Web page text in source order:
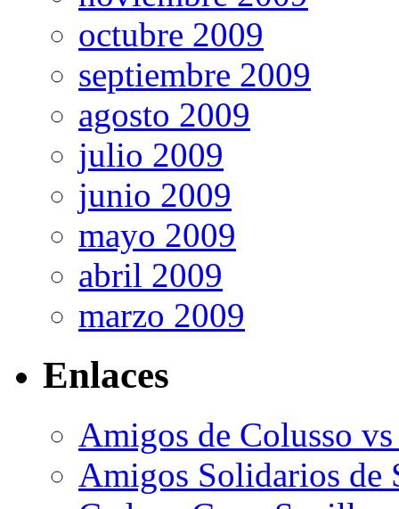
octubre 2009
septiembre 2009
agosto 2009
julio 2009
junio 2009
mayo 2009
abril 2009
marzo 2009
Enlaces
Amigos de Colusso
Amigos Solidarios de